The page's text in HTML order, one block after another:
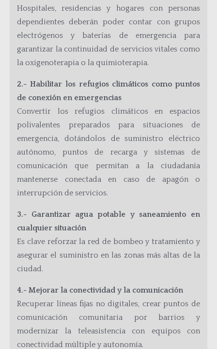
Hospitales, residencias y hogares con personas
dependientes deberán poder contar con grupos
electrógenos y baterías de emergencia para
garantizar la continuidad de servicios vitales como
la oxigenoterapia o la quimioterapia.
2.- Habilitar los refugios climáticos como puntos
de conexión en emergencias
Convertir los refugios climáticos en espacios
polivalentes preparados para situaciones de
emergencia, dotándolos de suministro eléctrico
autónomo, puntos de recarga y sistemas de
comunicación que permitan a la ciudadanía
mantenerse conectada en caso de apagón o
interrupción de servicios.
3.- Garantizar agua potable y saneamiento en
cualquier situación
Es clave reforzar la red de bombeo y tratamiento y
asegurar el suministro en las zonas más altas de la
ciudad.
4.- Mejorar la conectividad y la comunicación
Recuperar líneas fijas no digitales, crear puntos de
comunicación comunitaria por barrios y
modernizar la teleasistencia con equipos con
conectividad múltiple y autonomía.